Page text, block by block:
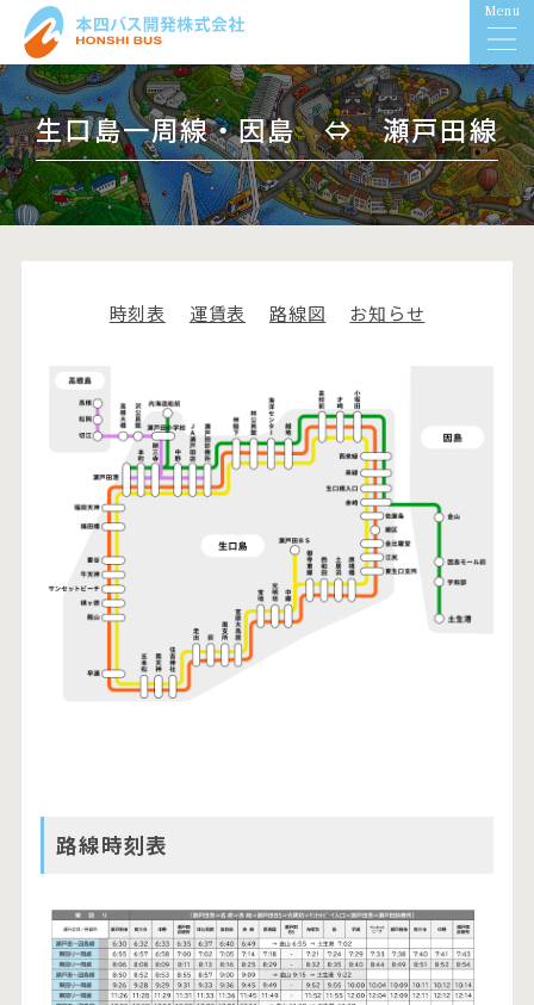
Menu
生口島一周線・因島 ⇔ 瀬戸田線
時刻表 運賃表 路線図 お知らせ
路線時刻表